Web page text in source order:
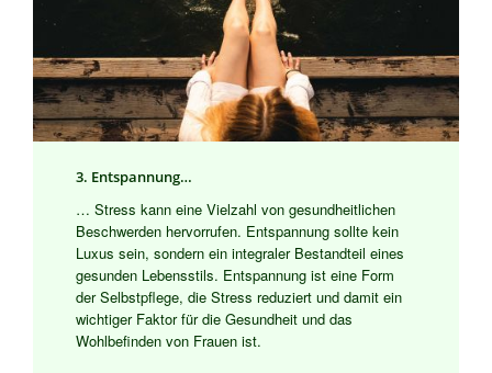
3. Entspannung…
… Stress kann eine Vielzahl von gesundheitlichen
Beschwerden hervorrufen. Entspannung sollte kein
Luxus sein, sondern ein integraler Bestandteil eines
gesunden Lebensstils. Entspannung ist eine Form
der Selbstpflege, die Stress reduziert und damit ein
wichtiger Faktor für die Gesundheit und das
Wohlbefinden von Frauen ist.